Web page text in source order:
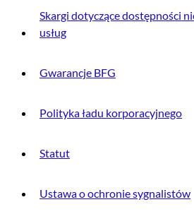
Skargi dotyczące dostępności
usług
Gwarancje BFG
Polityka ładu korporacyjnego
Statut
Ustawa o ochronie sygnalistów